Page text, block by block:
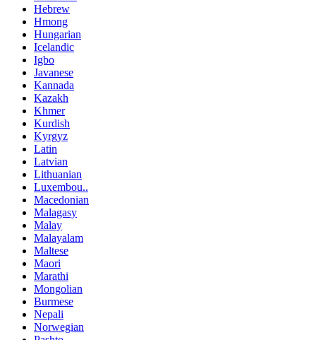
Hebrew
Hmong
Hungarian
Icelandic
Igbo
Javanese
Kannada
Kazakh
Khmer
Kurdish
Kyrgyz
Latin
Latvian
Lithuanian
Luxembou..
Macedonian
Malagasy
Malay
Malayalam
Maltese
Maori
Marathi
Mongolian
Burmese
Nepali
Norwegian